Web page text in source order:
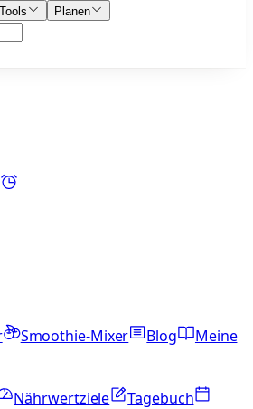
Tools Planen
Smoothie-Mixer Blog
Meine
Nährwertziele
Tagebuch